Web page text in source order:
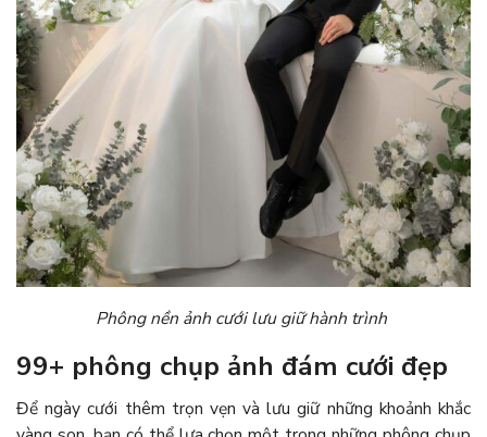
Phông nền ảnh cưới lưu giữ hành trình
99+ phông chụp ảnh đám cưới đẹp
Để ngày cưới thêm trọn vẹn và lưu giữ những khoảnh khắc